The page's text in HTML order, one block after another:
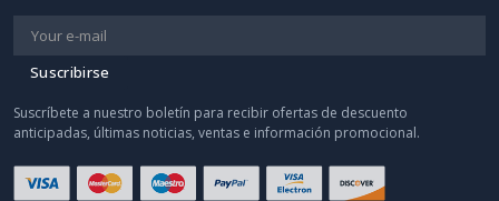
Suscribirse
Suscríbete a nuestro boletín para recibir ofertas de descuento
anticipadas, últimas noticias, ventas e información promocional.